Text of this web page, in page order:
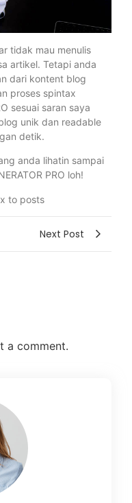
tidak mau menulis
artikel. Tetapi anda
dari kontent blog
proses spintax
sesuai saran saya
unik dan readable
detik.
anda lihatin sampai
PRO loh!
Next Post
a comment.